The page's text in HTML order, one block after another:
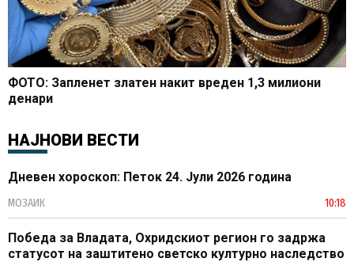
ФОТО: Запленет златен накит вреден 1,3 милиони
денари
НАЈНОВИ ВЕСТИ
Дневен хороскоп: Петок 24. Јули 2026 година
МОЗАИК 10:18
Победа за Владата, Охридскиот регион го задржа
статусот на заштитено светско културно наследство